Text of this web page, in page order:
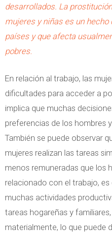
desarrollados. La
mujeres y niñas es un
países y que afecta
pobres.
En relación al trabajo, las
dificultades para acceder a
implica que muchas
preferencias de los hombres
También se puede observar
mujeres realizan las tareas
menos remuneradas que los
relacionado con el trabajo, es
muchas actividades
tareas hogareñas y
materialmente, lo que puede